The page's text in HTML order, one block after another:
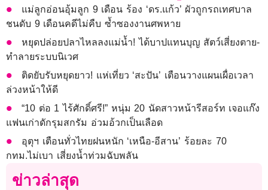
แม่ลูกอ่อนอุ้มลูก 9 เดือน ร้อง ‘ดร.แก้ว’ ผัวถูกรถเทศบาล
ชนดับ 9 เดือนคดีไม่คืบ ซ้ำซองงานศพหาย
หยุดปล่อยปลาไหลลงแม่น้ำ! ได้บาปแทนบุญ สัตว์เสี่ยงตาย-
ทำลายระบบนิเวศ
ติดยับรับหยุดยาว! แห่เที่ยว ‘สะปัน’ เตือนวางแผนเผื่อเวลา
ล่วงหน้าให้ดี
“10 ต่อ 1 ไร้ศักดิ์ศรี!” หนุ่ม 20 นัดสาวหน้ารีสอร์ท เจอแก๊ง
แฟนเก่าดักรุมสกรัม อ่วมอ้วกเป็นเลือด
อุตุฯ เตือนทั่วไทยฝนหนัก ‘เหนือ-อีสาน’ ร้อยละ 70
กทม.ไม่เบา เสี่ยงน้ำท่วมฉับพลัน
ข่าวล่าสุด